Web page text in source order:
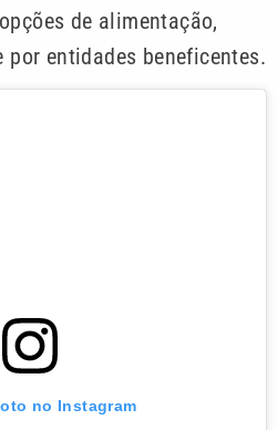
de alimentação,
por entidades beneficentes.
no Instagram